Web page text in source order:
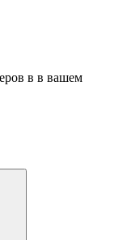
в в вашем